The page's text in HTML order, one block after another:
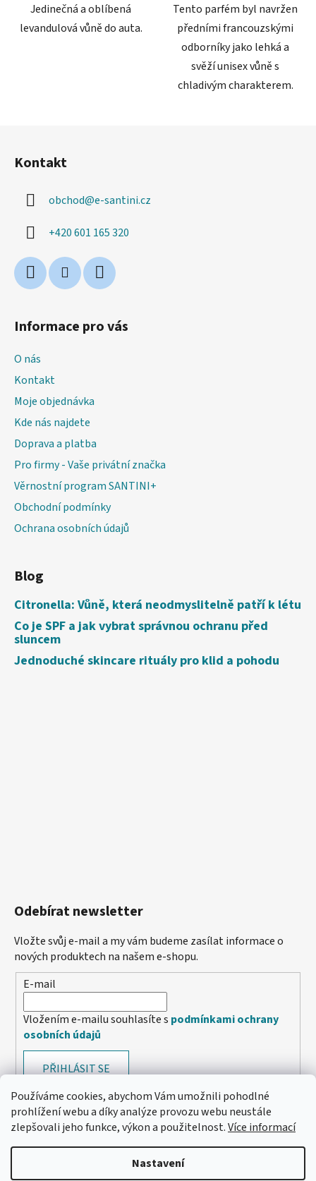
Používáme cookies, abychom Vám umožnili pohodlné
prohlížení webu a díky analýze provozu webu neustále
zlepšovali jeho funkce, výkon a použitelnost.Více informací
Nastavení
Jedinečná a oblíbená
levandulová vůně do auta.
Tento parfém byl navržen
předními francouzskými
odborníky jako lehká a
svěží unisex vůně s
chladivým charakterem.
Kontakt
obchod@e-santini.cz
+420 601 165 320
Informace pro vás
O nás
Kontakt
Moje objednávka
Kde nás najdete
Doprava a platba
Pro firmy - Vaše privátní značka
Věrnostní program SANTINI+
Obchodní podmínky
Ochrana osobních údajů
Blog
Citronella: Vůně, která neodmyslitelně patří k létu
Co je SPF a jak vybrat správnou ochranu před
sluncem
Jednoduché skincare rituály pro klid a pohodu
Odebírat newsletter
Vložte svůj e-mail a my vám budeme zasílat informace o
nových produktech na našem e-shopu.
E-mail
Vložením e-mailu souhlasíte s podmínkami ochrany
osobních údajů
PŘIHLÁSIT SE